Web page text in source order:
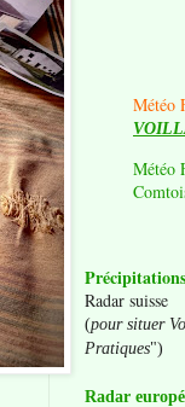
Météo
Météo
Radar suisse
(pour situer
Pratiques")
Radar